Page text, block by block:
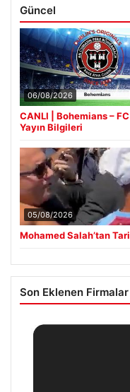
Güncel
06/08/2026
CANLI | Bohemians –
Yayın Bilgileri
05/08/2026
Mohamed Salah’tan
Son Eklenen Firmalar